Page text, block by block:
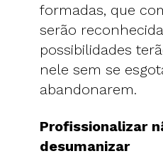
formadas, que
serão
possibilidades
nele sem se
abandonarem.
Profissionalizar
desumanizar